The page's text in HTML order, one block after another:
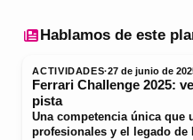
Hablamos de este
ACTIVIDADES·27 de junio de
Ferrari Challenge 2025:
pista
Una competencia única que
profesionales y el legado de